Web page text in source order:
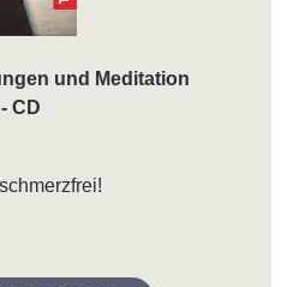
und Meditation
CD